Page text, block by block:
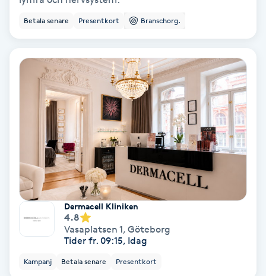
Babylights
Balayage
Bambumassage
Barnklippning
Blowout
Betala senare Presentkort Branschorg.
Dermacell Kliniken
4.8
Vasaplatsen 1, Göteborg
Tider fr. 09:15, Idag
Kampanj Betala senare Presentkort